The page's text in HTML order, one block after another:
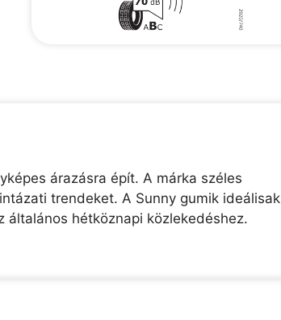
árazásra épít. A márka széles
trendeket. A Sunny gumik ideálisak
általános hétköznapi közlekedéshez.